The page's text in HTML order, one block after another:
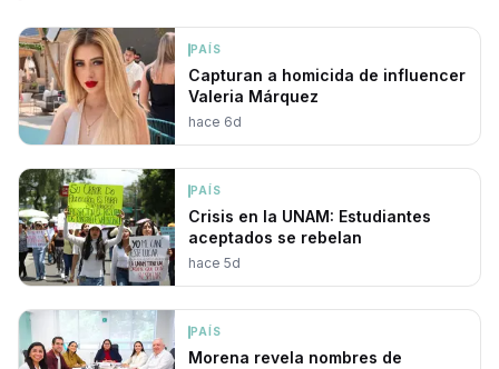
PAÍS
Capturan a homicida de influencer
Valeria Márquez
hace 6d
PAÍS
Crisis en la UNAM: Estudiantes
aceptados se rebelan
hace 5d
PAÍS
Morena revela nombres de